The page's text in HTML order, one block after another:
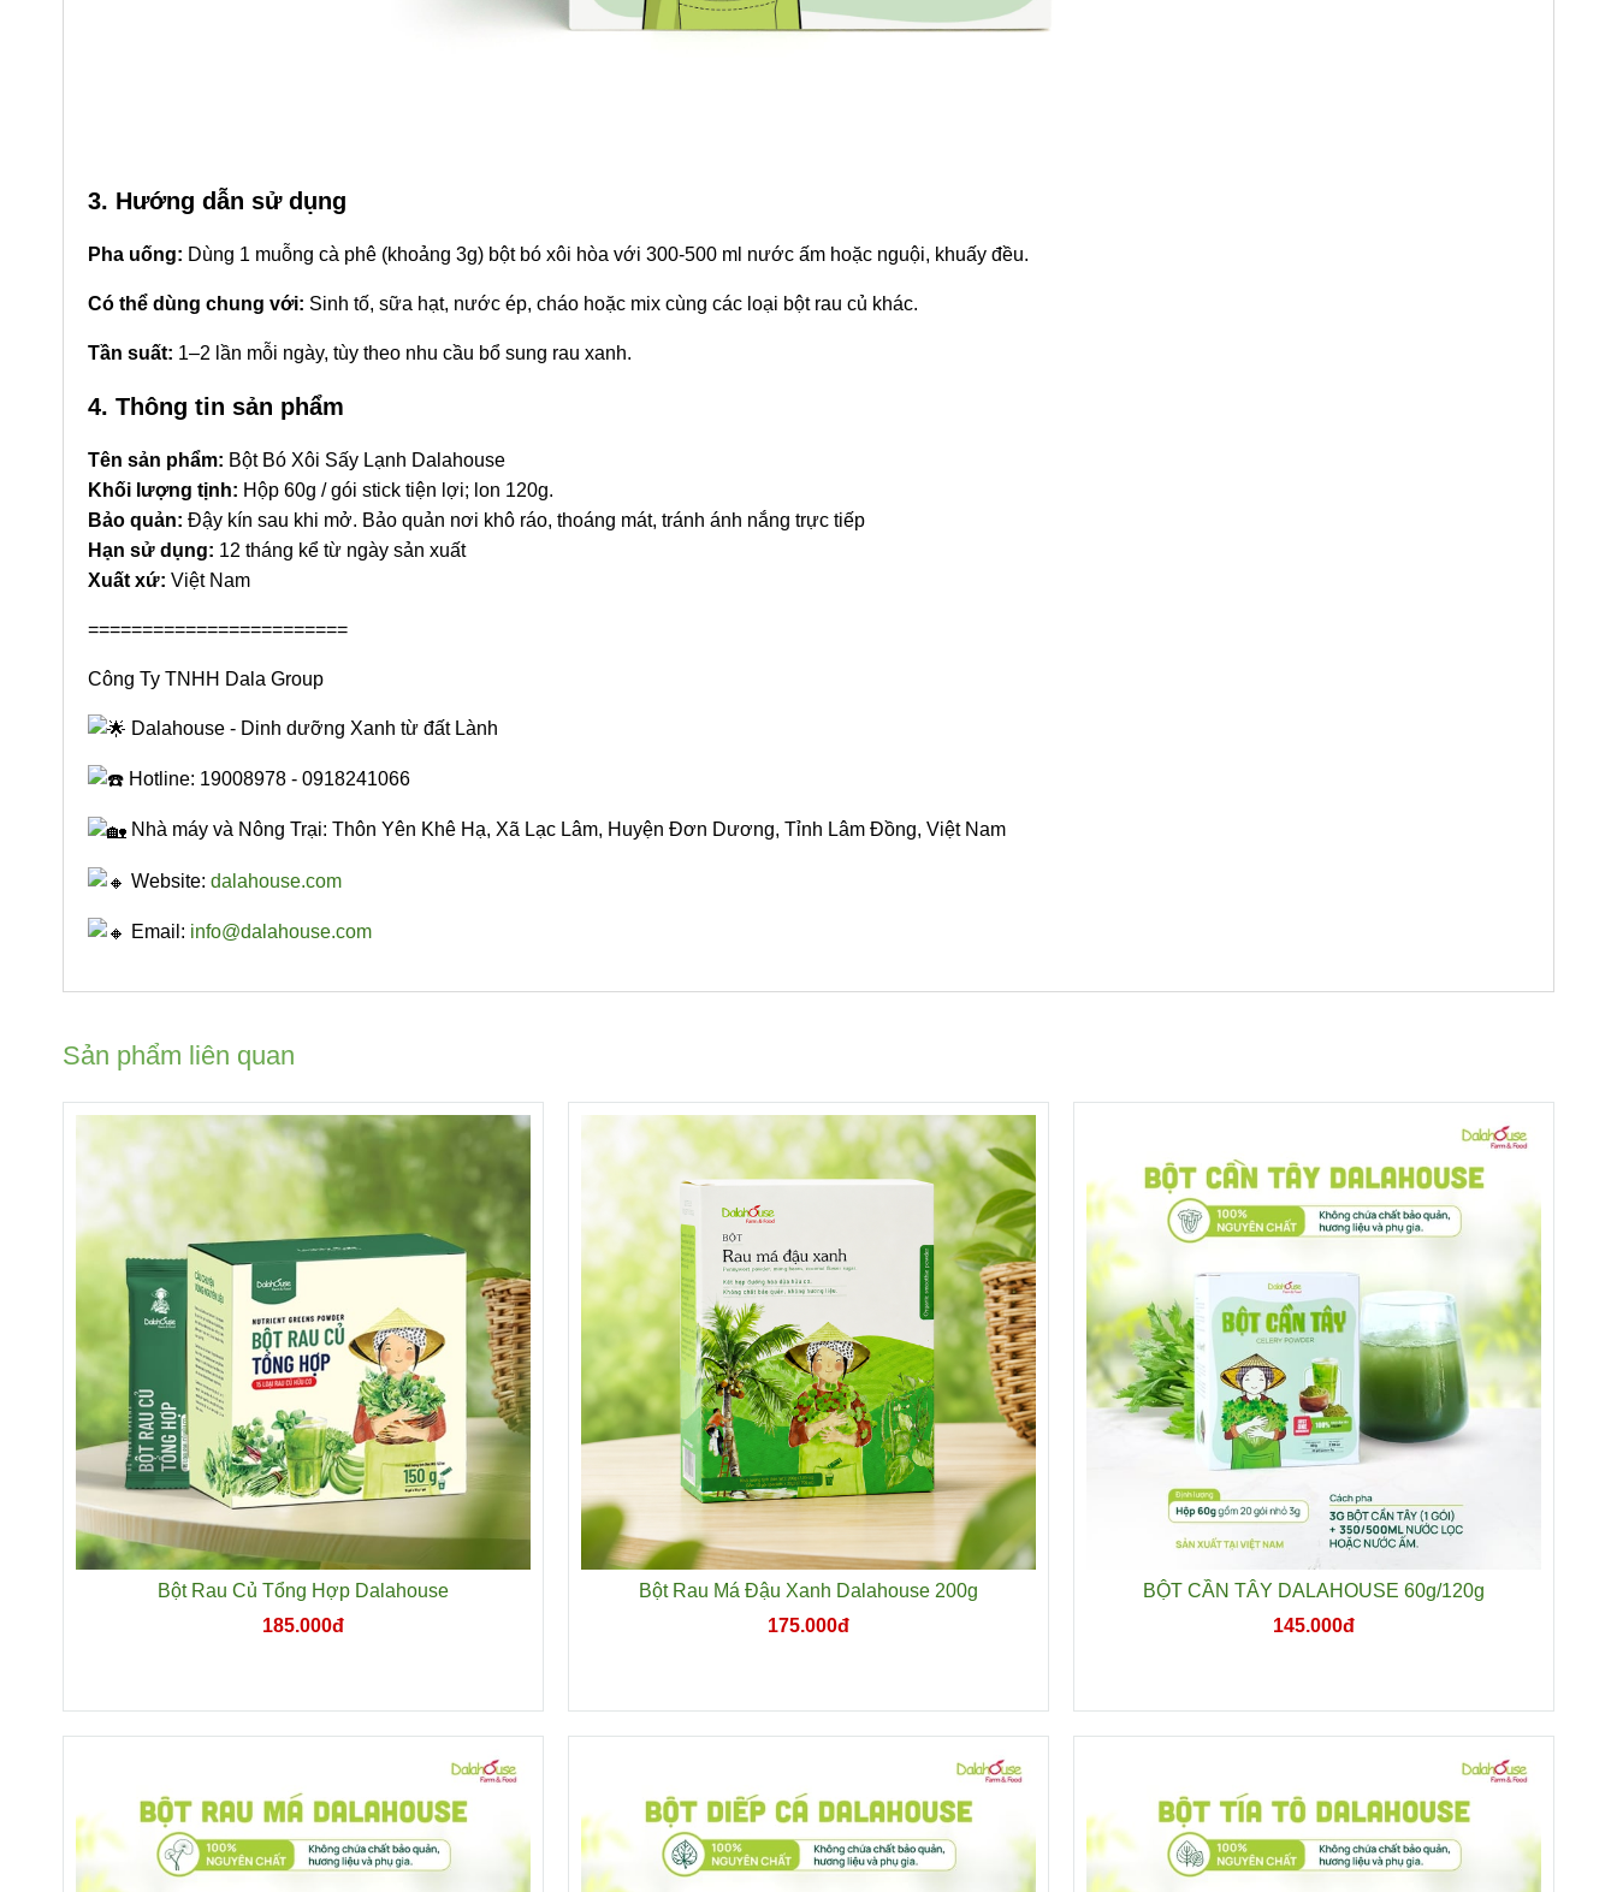
3. Hướng dẫn sử dụng
Pha uống: Dùng 1 muỗng cà phê (khoảng 3g) bột bó xôi hòa với 300-500 ml nước ấm hoặc nguội, khuấy đều.
Có thể dùng chung với: Sinh tố, sữa hạt, nước ép, cháo hoặc mix cùng các loại bột rau củ khác.
Tần suất: 1–2 lần mỗi ngày, tùy theo nhu cầu bổ sung rau xanh.
4. Thông tin sản phẩm
Tên sản phẩm: Bột Bó Xôi Sấy Lạnh Dalahouse
Khối lượng tịnh: Hộp 60g / gói stick tiện lợi; lon 120g.
Bảo quản: Đậy kín sau khi mở. Bảo quản nơi khô ráo, thoáng mát, tránh ánh nắng trực tiếp
Hạn sử dụng: 12 tháng kể từ ngày sản xuất
Xuất xứ: Việt Nam
========================
Công Ty TNHH Dala Group
Dalahouse - Dinh dưỡng Xanh từ đất Lành
Hotline: 19008978 - 0918241066
Nhà máy và Nông Trại: Thôn Yên Khê Hạ, Xã Lạc Lâm, Huyện Đơn Dương, Tỉnh Lâm Đồng, Việt Nam
Website: dalahouse.com
Email: info@dalahouse.com
Sản phẩm liên quan
Bột Rau Củ Tổng Hợp Dalahouse
185.000đ
Bột Rau Má Đậu Xanh Dalahouse 200g
175.000đ
BỘT CẦN TÂY DALAHOUSE 60g/120g
145.000đ